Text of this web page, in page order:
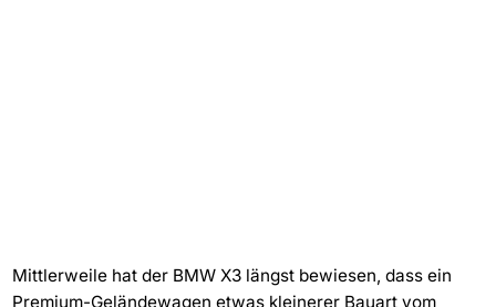
Mittlerweile hat der BMW X3 längst bewiesen, dass ein
Premium-Geländewagen etwas kleinerer Bauart vom